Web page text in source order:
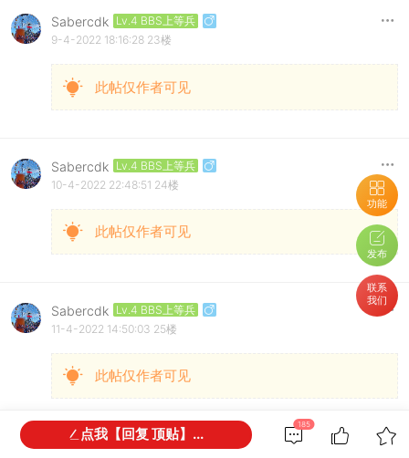
功能
发布
联系
我们
Sabercdk Lv.4 BBS上等兵
9-4-2022 18:16:28 23楼
此帖仅作者可见
Sabercdk Lv.4 BBS上等兵
10-4-2022 22:48:51 24楼
此帖仅作者可见
Sabercdk Lv.4 BBS上等兵
11-4-2022 14:50:03 25楼
此帖仅作者可见
185
点我【回复 顶贴】...